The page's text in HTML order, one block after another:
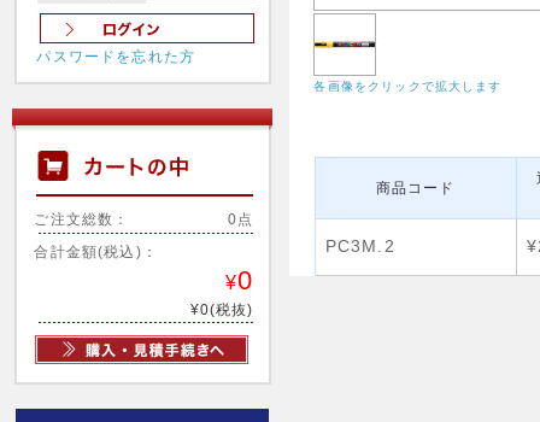
パスワードを忘れた方
ご注文総数： 0点
合計金額(税込)：
¥0
¥0(税抜)
各画像をクリックで拡大します
商品コード
PC3M.2